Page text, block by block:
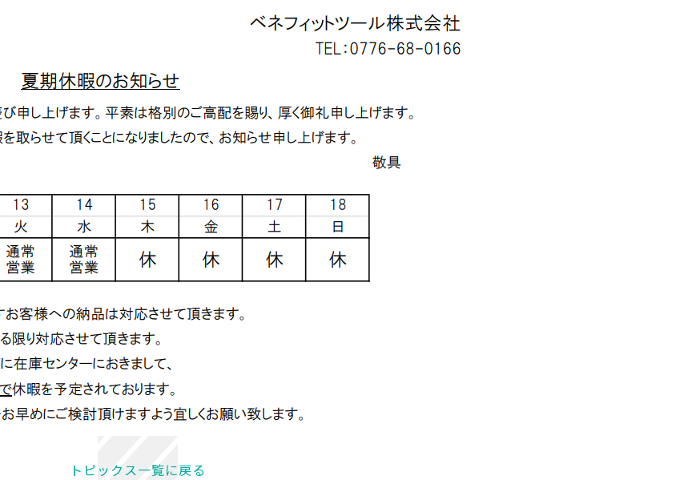
トピックス一覧に戻る